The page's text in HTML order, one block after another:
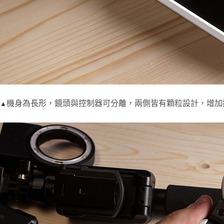
▲ 機身為長形，鏡頭與控制器可分離，兩側皆有顆粒設計，增